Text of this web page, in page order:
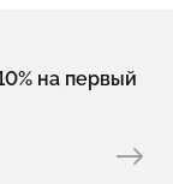
на первый